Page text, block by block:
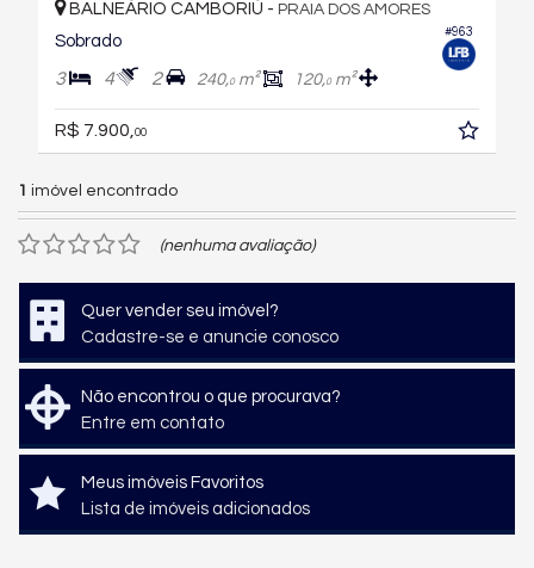
#963
BALNEÁRIO CAMBORIÚ - PRAIA DOS AMORES
Sobrado
3 4 2 240,0m² 120,0m²
R$ 7.900, 00
1 imóvel encontrado
(nenhuma avaliação)
Quer vender seu imóvel?
Cadastre-se e anuncie conosco
Não encontrou o que procurava?
Entre em contato
Meus imóveis Favoritos
Lista de imóveis adicionados